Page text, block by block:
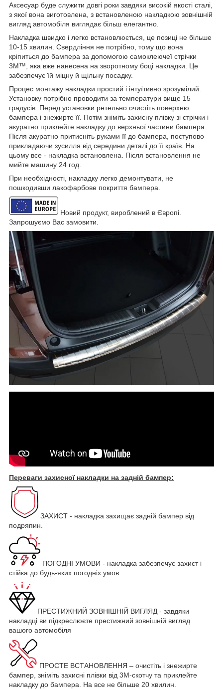
Аксесуар буде служити довгі роки завдяки високій якості сталі,
з якої вона виготовлена, з встановленою накладкою зовнішній
вигляд автомобіля виглядає більш елегантно.
Накладка швидко і легко встановлюється, це позиці не більше
10-15 хвилин. Свердління не потрібно, тому що вона
кріпиться до бампера за допомогою самоклеючеї стрічки
3M™, яка вже нанесена на зворотному боці накладки. Це
забезпечує їй міцну й щільну посадку.
Процес монтажу накладки простий і інтуїтивно зрозумілий.
Установку потрібно проводити за температури вище 15
градусів. Перед установки ретельно очистіть поверхню
бампера і знежирте її. Потім зніміть захисну плівку зі стрічки і
акуратно приклейте накладку до верхньої частини бампера.
Після акуратно притисніть руками її до бампера, поступово
прикладаючи зусилля від середини деталі до її країв. На
цьому все - накладка встановлена. Після встановлення не
мийте машину 24 год.
При необхідності, накладку легко демонтувати, не
пошкодивши лакофарбове покриття бампера.
Новий продукт, вироблений в Європі.
Запрошуємо Вас замовити.
Переваги захисної накладки на задній бампер:
ЗАХИСТ - накладка захищає задній бампер від
подряпин.
ПОГОДНІ УМОВИ - накладка забезпечує захист і
стійка до будь-яких погодніх умов.
ПРЕСТИЖНИЙ ЗОВНІШНІЙ ВИГЛЯД - завдяки
накладці ви підкреслюєте престижний зовнішній вигляд
вашого автомобіля
ПРОСТЕ ВСТАНОВЛЕННЯ – очистіть і знежирте
бампер, зніміть захисні плівки від 3М-скотчу та приклейте
накладку до бампера. На все не більше 20 хвилин.